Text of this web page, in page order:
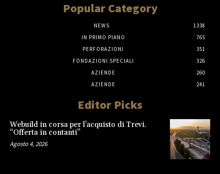
Popular Category
NEWS
1338
IN PRIMO PIANO
765
PERFORAZIONI
351
FONDAZIONI SPECIALI
326
AZIENDE
260
AZIENDE
241
Editor Picks
Webuild in corsa per l’acquisto di Trevi.
“Offerta in contanti”
Agosto 4, 2026